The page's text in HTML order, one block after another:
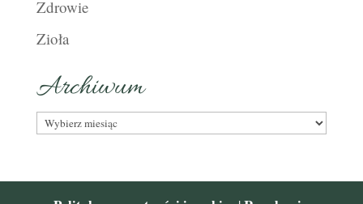
Zdrowie
Zioła
Archiwum
Archiwum